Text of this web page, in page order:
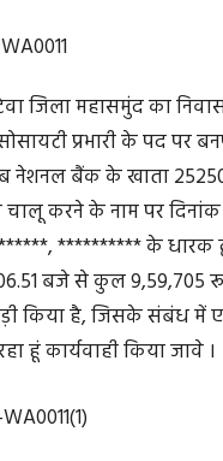
जिला महासमुंद का
प्रभारी के पद पर
नेशनल बैंक के खाता
करने के नाम पर
********** के धारक
बजे से कुल
किया है, जिसके संबंध में
हूं कार्यवाही किया जावे ।